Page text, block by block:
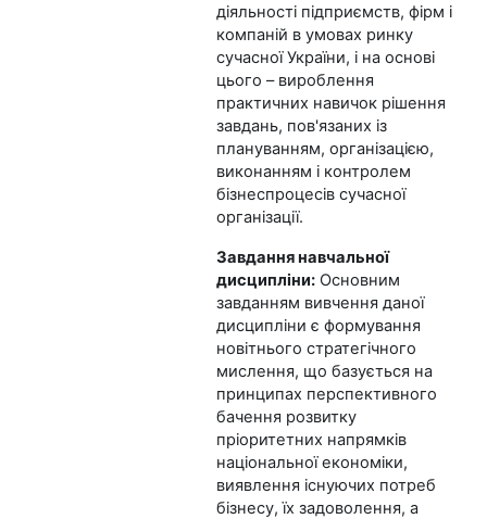
діяльності підприємств, фірм і
компаній в умовах ринку
сучасної України, і на основі
цього – вироблення
практичних навичок рішення
завдань, пов'язаних із
плануванням, організацією,
виконанням і контролем
бізнеспроцесів сучасної
організації.
Завдання навчальної
дисципліни:Основним
завданням вивчення даної
дисципліни є формування
новітнього стратегічного
мислення, що базується на
принципах перспективного
бачення розвитку
пріоритетних напрямків
національної економіки,
виявлення існуючих потреб
бізнесу, їх задоволення, а